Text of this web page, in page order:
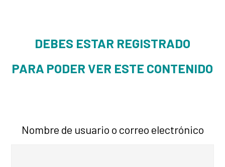
DEBES ESTAR REGISTRADO
PARA PODER VER ESTE CONTENIDO
Nombre de usuario o correo electrónico